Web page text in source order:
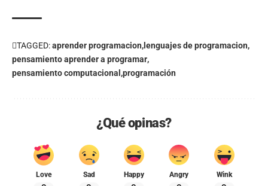
TAGGED:aprender programacion lenguajes de programacion
pensamiento aprender a programar
pensamiento computacional programación
¿Qué opinas?
Love Sad Happy Angry Wink